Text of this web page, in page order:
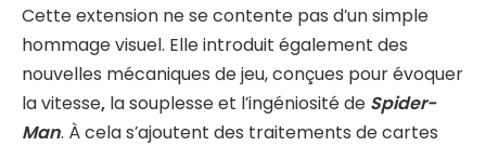
Cette extension ne se contente pas d’un simple
hommage visuel. Elle introduit également des
nouvelles mécaniques de jeu, conçues pour évoquer
la vitesse, la souplesse et l’ingéniosité de Spider-
Man. À cela s’ajoutent des traitements de cartes